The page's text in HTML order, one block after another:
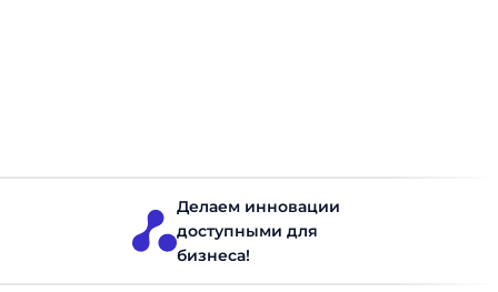
Делаем инновации
доступными для
бизнеса!